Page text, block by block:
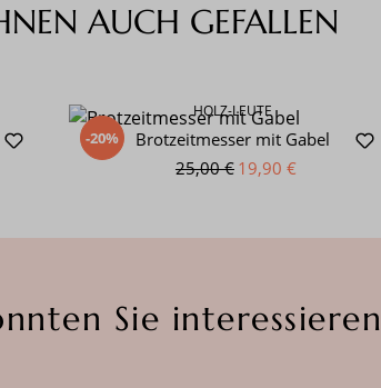
AUCH GEFALLEN
-20%
HOLZ-LEUTE
Brotzeitmesser mit Gabel
25,00 € 19,90 €
Sie interessieren